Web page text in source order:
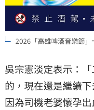
2026「高雄啤酒音樂節」
吳宗憲淡定表示：
的，現在還是繼續
因為司機老婆懷孕